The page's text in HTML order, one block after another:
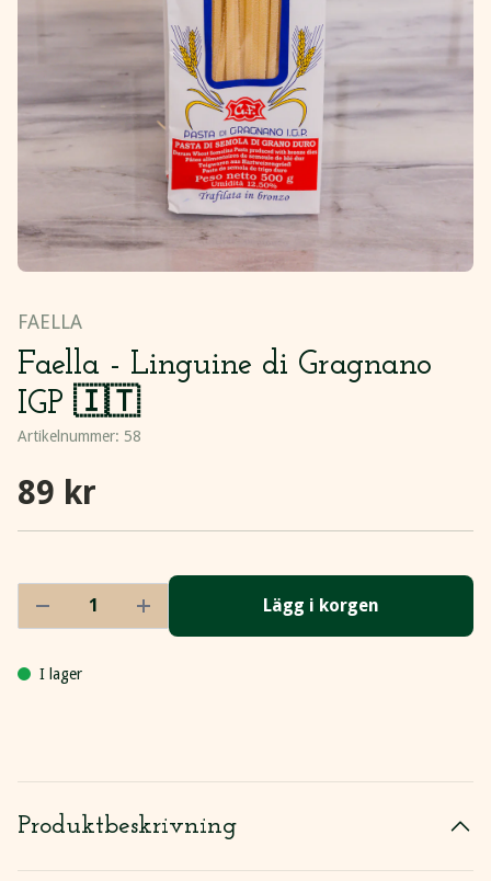
FAELLA
Faella - Linguine di Gragnano
IGP 🇮🇹
Artikelnummer: 58
89 kr
Lägg i korgen
I lager
Produktbeskrivning